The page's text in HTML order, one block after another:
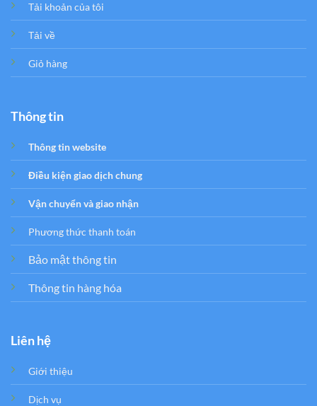
Tải khoản của tôi
Tải về
Giỏ hàng
Thông tin
Thông tin website
Điều kiện giao dịch chung
Vận chuyển và giao nhận
Phương thức thanh toán
Bảo mật thông tin
Thông tin hàng hóa
Liên hệ
Giới thiệu
Dịch vụ